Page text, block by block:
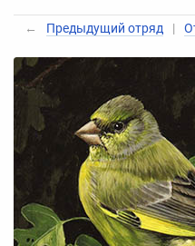
← Предыдущий отряд |